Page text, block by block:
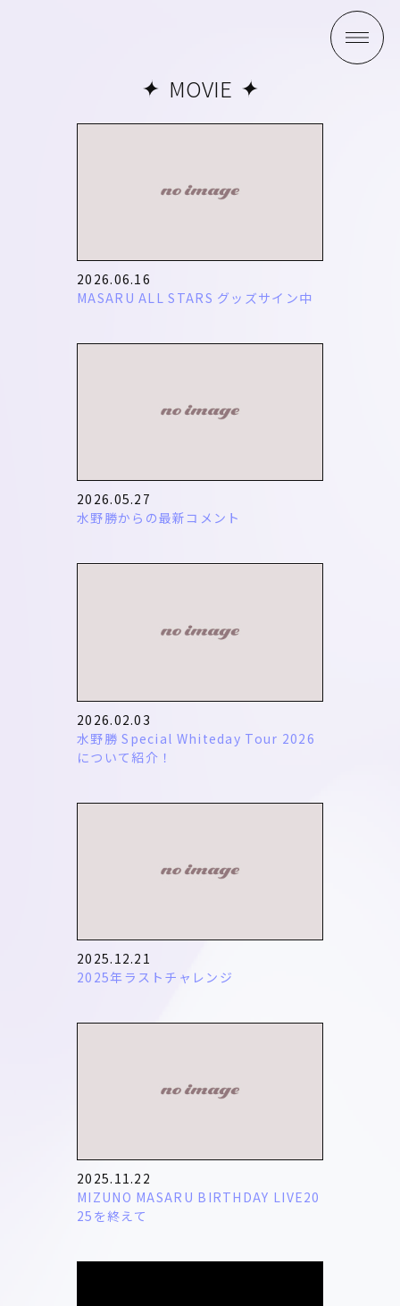
MOVIE
2026.06.16
MASARU ALL STARS グッズサイン中
2026.05.27
水野勝からの最新コメント
2026.02.03
水野勝 Special Whiteday Tour 2026
について紹介！
2025.12.21
2025年ラストチャレンジ
2025.11.22
MIZUNO MASARU BIRTHDAY LIVE20
25を終えて